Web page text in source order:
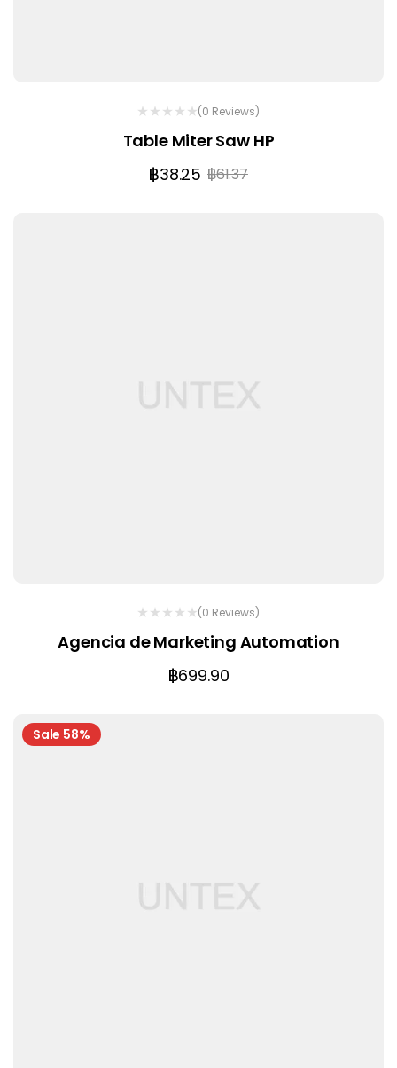
(0 Reviews)
Table Miter Saw HP
฿61.37
฿38.25
(0 Reviews)
Agencia de Marketing Automation
฿699.90
Sale 58%